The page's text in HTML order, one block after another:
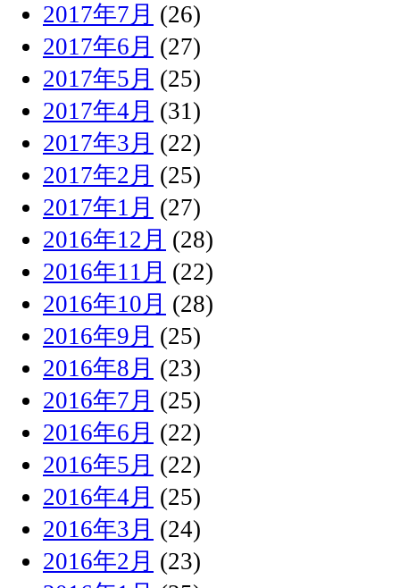
2017年7月 (26)
2017年6月 (27)
2017年5月 (25)
2017年4月 (31)
2017年3月 (22)
2017年2月 (25)
2017年1月 (27)
2016年12月 (28)
2016年11月 (22)
2016年10月 (28)
2016年9月 (25)
2016年8月 (23)
2016年7月 (25)
2016年6月 (22)
2016年5月 (22)
2016年4月 (25)
2016年3月 (24)
2016年2月 (23)